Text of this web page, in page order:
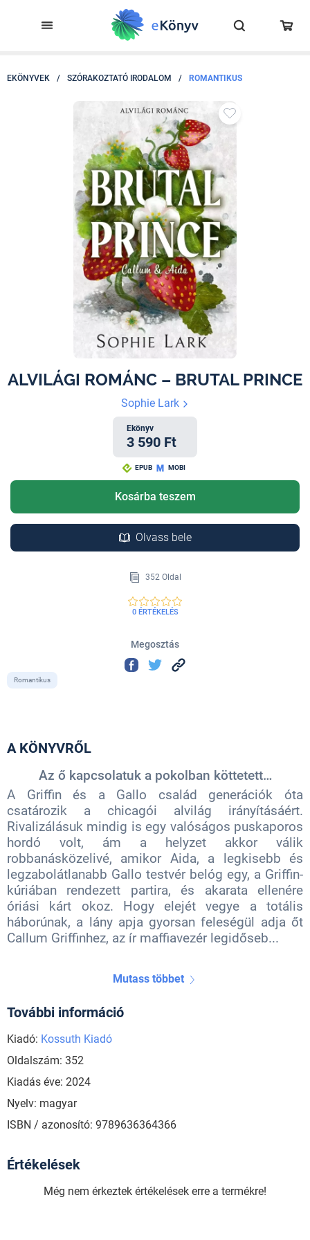
EKÖNYVEK / SZÓRAKOZTATÓ IRODALOM / ROMANTIKUS
ALVILÁGI ROMÁNC – BRUTAL PRINCE
Sophie Lark
Ekönyv
3 590 Ft
EPUB MOBI
Kosárba teszem
Olvass bele
352 Oldal
0 ÉRTÉKELÉS
Megosztás
Romantikus
A KÖNYVRŐL
Az ő kapcsolatuk a pokolban köttetett…
A Griffin és a Gallo család generációk óta
csatározik a chicagói alvilág irányításáért.
Rivalizálásuk mindig is egy valóságos puskaporos
hordó volt, ám a helyzet akkor válik
robbanásközelivé, amikor Aida, a legkisebb és
legzabolátlanabb Gallo testvér belóg egy, a Griffin-
kúriában rendezett partira, és akarata ellenére
óriási kárt okoz. Hogy elejét vegye a totális
háborúnak, a lány apja gyorsan feleségül adja őt
Callum Griffinhez, az ír maffiavezér legidőseb...
Mutass többet
További információ
Kiadó: Kossuth Kiadó
Oldalszám: 352
Kiadás éve: 2024
Nyelv: magyar
ISBN / azonosító: 9789636364366
Értékelések
Még nem érkeztek értékelések erre a termékre!